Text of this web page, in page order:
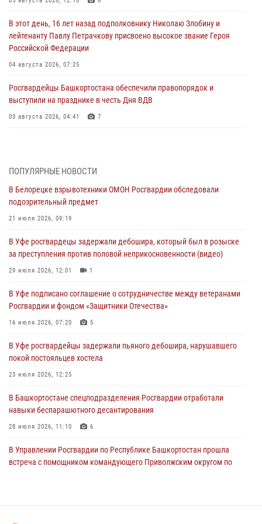
В этот день, 16 лет назад подполковнику Николаю Злобину и
лейтенанту Павлу Петрачкову присвоено высокое звание Героя
Российской Федерации
04 августа 2026, 07:25
Росгвардейцы Башкортостана обеспечили правопорядок и
выступили на празднике в честь Дня ВДВ
03 августа 2026, 04:41 7
03 августа 2026, 04:30 8
В Башкирии росгвардейцы провели волейбольный турнир на
открытом воздухе
03 августа 2026, 04:29
В Уфе росгвардейцы по горячим следам задержали
подозреваемого в открытом хищении из аптеки (видео)
03 августа 2026, 04:15
Начальник отделения учёта и комплектования Росгвардии
Башкортостана ответил на вопросы граждан
30 июля 2026, 12:54
В Уфе росгвардецы задержали дебошира, который был в розыске
за преступления против половой неприкосновенности (видео)
29 июля 2026, 12:01
ПОПУЛЯРНЫЕ НОВОСТИ
В Белорецке взрывотехники ОМОН Росгвардии обследовали
подозрительный предмет
21 июля 2026, 09:19
В Уфе росгвардецы задержали дебошира, который был в розыске
за преступления против половой неприкосновенности (видео)
29 июля 2026, 12:01 1
В Уфе подписано соглашение о сотрудничестве между ветеранами
Росгвардии и фондом «Защитники Отечества»
16 июля 2026, 07:20 5
В Уфе росгвардейцы задержали пьяного дебошира, нарушавшего
покой постояльцев хостела
23 июля 2026, 12:25
В Башкортостане спецподразделения Росгвардии отработали
навыки беспарашютного десантирования
28 июля 2026, 11:10 6
В Управлении Росгвардии по Республике Башкортостан прошла
встреча с помощником командующего Приволжским округом по